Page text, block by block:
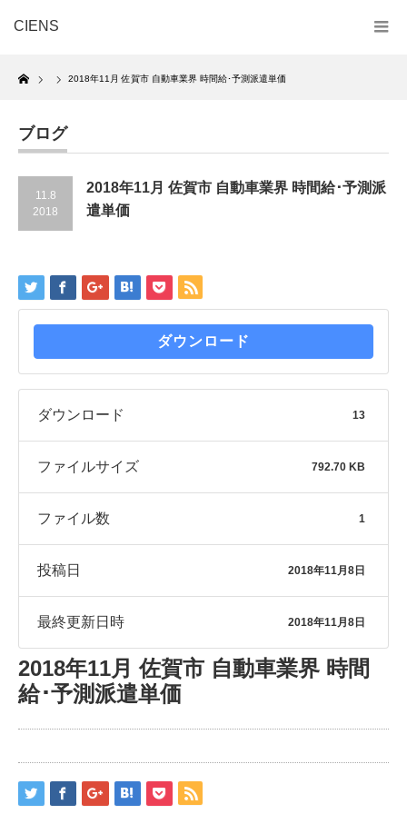
CIENS
Home
2018年11月 佐賀市 自動車業界 時間給･予測派遣単価
ブログ
11.8
2018
2018年11月 佐賀市 自動車業界 時間給･予測派
遣単価
ダウンロード
ダウンロード 13
ファイルサイズ 792.70 KB
ファイル数 1
投稿日 2018年11月8日
最終更新日時 2018年11月8日
2018年11月 佐賀市 自動車業界 時間
給･予測派遣単価